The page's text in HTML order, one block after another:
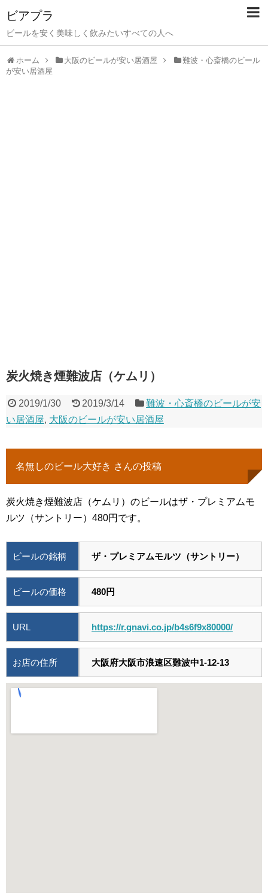
ビアプラ
ビールを安く美味しく飲みたいすべての人へ
ホーム 大阪のビールが安い居酒屋
難波・心斎橋のビール
が安い居酒屋
炭火焼き煙難波店（ケムリ）
2019/1/30 2019/3/14
難波・心斎橋のビールが安
い居酒屋, 大阪のビールが安い居酒屋
名無しのビール大好き さんの投稿
炭火焼き煙難波店（ケムリ）のビールはザ・プレミアムモ
ルツ（サントリー）480円です。
ビールの銘柄 ザ・プレミアムモルツ（サントリー）
ビールの価格 480円
URL https://r.gnavi.co.jp/b4s6f9x80000/
お店の住所 大阪府大阪市浪速区難波中1-12-13